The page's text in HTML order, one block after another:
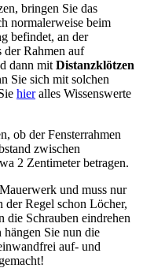
bringen Sie das
normalerweise beim
befindet, an der
der Rahmen auf
dann mit Distanzklötzen
Sie sich mit solchen
hieralles Wissenswerte
ob der Fensterrahmen
zwischen
2 Zentimeter betragen.
und muss nur
der Regel schon Löcher,
die Schrauben eindrehen
hängen Sie nun die
auf- und